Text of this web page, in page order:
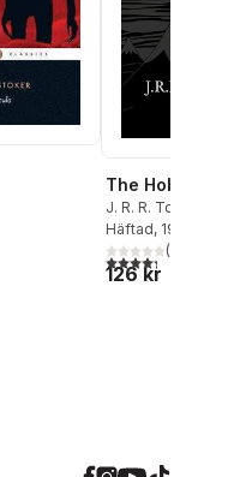
The Hobbit
J. R. R. Tolkien
Häftad, 1999
4,3utav 5(
126 kr